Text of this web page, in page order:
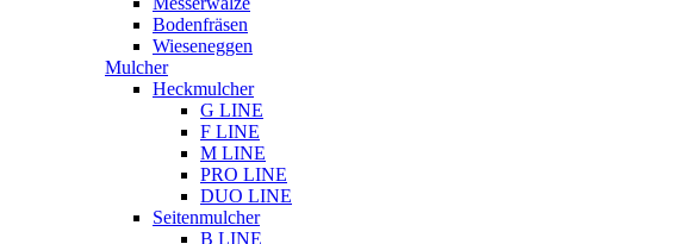
Bodenfräsen
Wieseneggen
Mulcher
Heckmulcher
G LINE
F LINE
M LINE
PRO LINE
DUO LINE
Seitenmulcher
B LINE